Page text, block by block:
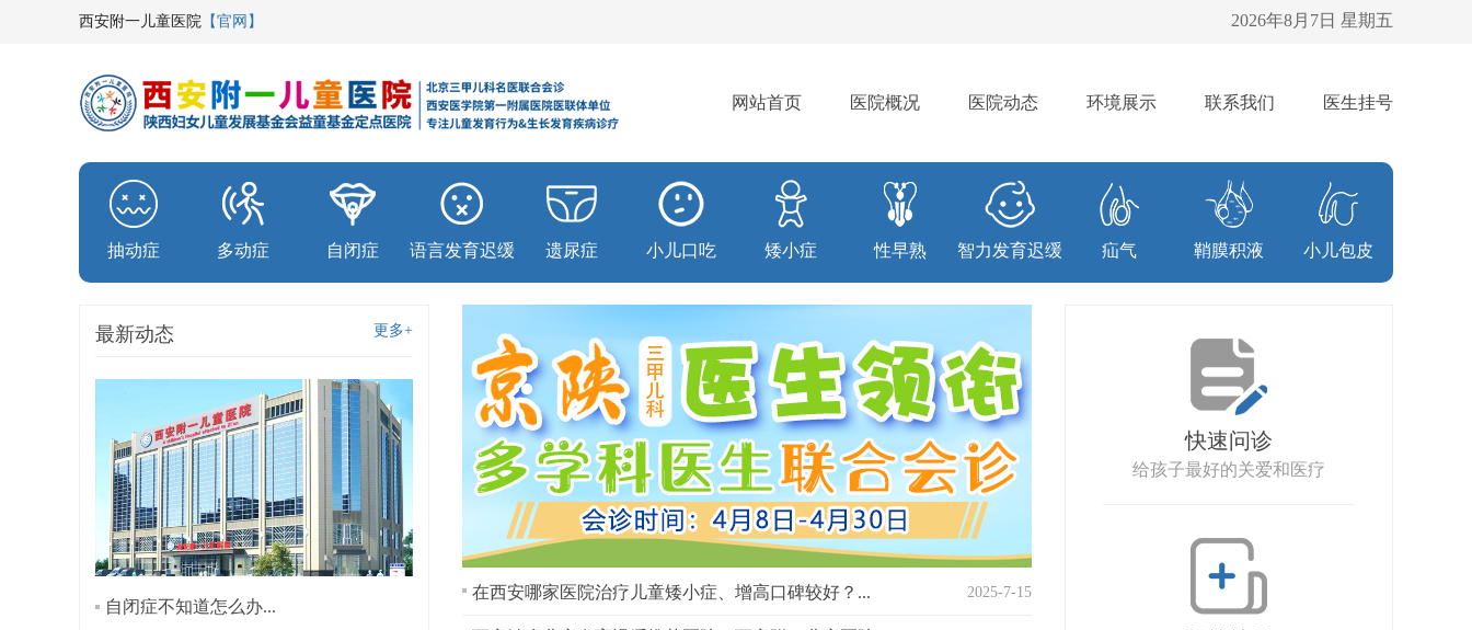
西安附一儿童医院 【官网】 2026年8月7日 星期五
网站首页 医院概况 医院动态 环境展示 联系我们 医生挂号
抽动症 多动症 自闭症 语言发育迟缓 遗尿症 小儿口吃 矮小症 性早熟 智力发育迟缓 疝气 鞘膜积液 小儿包皮
更多+
最新动态
自闭症不知道怎么办...
在西安哪家医院治疗儿童矮小症、增高口碑较好？... 2025-7-15
快速问诊
给孩子最好的关爱和医疗